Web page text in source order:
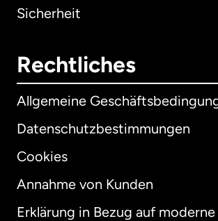
Sicherheit
Rechtliches
Allgemeine
Datenschutzbestimmungen
Cookies
Annahme von Kunden
Erklärung in Bezug auf moderne